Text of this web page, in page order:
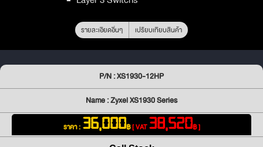
รายละเอียดอื่นๆ เปรียบเทียบสินค้า
P/N : XS1930-12HP
Name : Zyxel XS1930 Series
ราคา : 36,000฿[ VAT38,520฿ ]